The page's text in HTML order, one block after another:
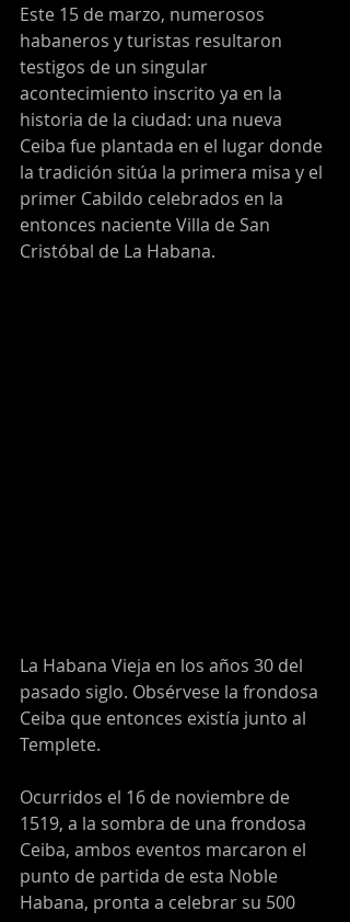
Este 15 de marzo, numerosos
habaneros y turistas resultaron
testigos de un singular
acontecimiento inscrito ya en la
historia de la ciudad: una nueva
Ceiba fue plantada en el lugar donde
la tradición sitúa la primera misa y el
primer Cabildo celebrados en la
entonces naciente Villa de San
Cristóbal de La Habana.
La Habana Vieja en los años 30 del
pasado siglo. Obsérvese la frondosa
Ceiba que entonces existía junto al
Templete.
Ocurridos el 16 de noviembre de
1519, a la sombra de una frondosa
Ceiba, ambos eventos marcaron el
punto de partida de esta Noble
Habana, pronta a celebrar su 500